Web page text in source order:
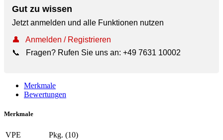
Gut zu wissen
Jetzt anmelden und alle Funktionen nutzen
👤
Anmelden / Registrieren
📞
Fragen? Rufen Sie uns an: +49 7631 10002
Merkmale
Bewertungen
Merkmale
VPE
Pkg. (10)